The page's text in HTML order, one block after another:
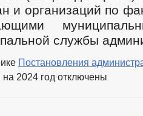
и организаций по
службы
Постановления
2024 год отключены